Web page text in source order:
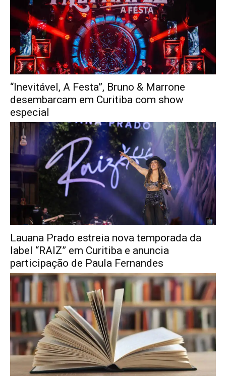
“Inevitável, A Festa”, Bruno & Marrone
desembarcam em Curitiba com show
especial
Lauana Prado estreia nova temporada da
label “RAIZ” em Curitiba e anuncia
participação de Paula Fernandes